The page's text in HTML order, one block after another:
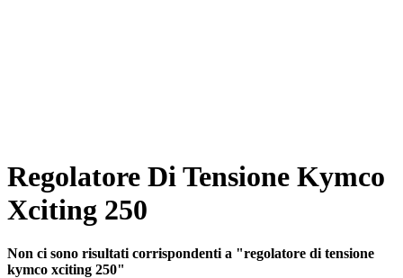
Regolatore Di Tensione Kymco
Xciting 250
Non ci sono risultati corrispondenti a "regolatore di tensione
kymco xciting 250"